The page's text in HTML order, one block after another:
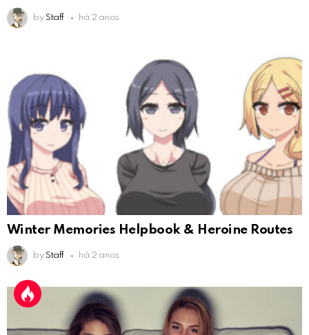
by Staff há 2 anos
Winter Memories Helpbook & Heroine Routes
by Staff há 2 anos